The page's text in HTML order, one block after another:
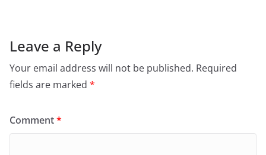
Leave a Reply
Your email address will not be published. Required
fields are marked *
Comment*